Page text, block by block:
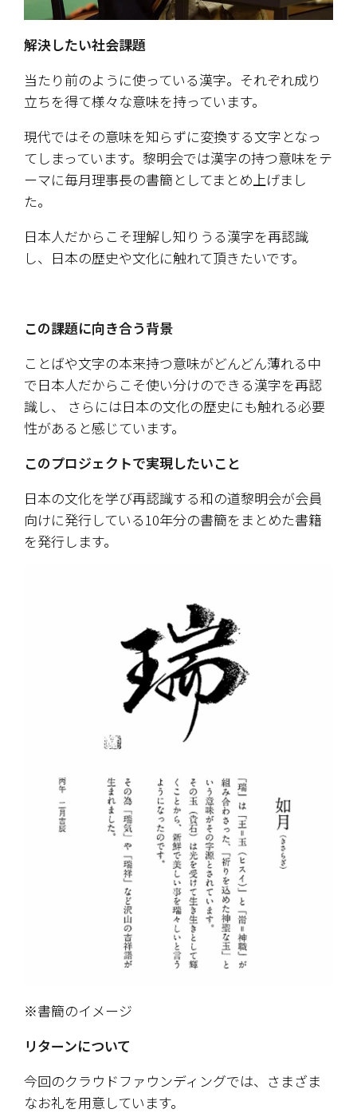
解決したい社会課題
当たり前のように使っている漢字。それぞれ成り
立ちを得て様々な意味を持っています。
現代ではその意味を知らずに変換する文字となっ
てしまっています。黎明会では漢字の持つ意味をテ
ーマに毎月理事長の書簡としてまとめ上げまし
た。
日本人だからこそ理解し知りうる漢字を再認識
し、日本の歴史や文化に触れて頂きたいです。
この課題に向き合う背景
ことばや文字の本来持つ意味がどんどん薄れる中
で日本人だからこそ使い分けのできる漢字を再認
識し、 さらには日本の文化の歴史にも触れる必要
性があると感じています。
このプロジェクトで実現したいこと
日本の文化を学び再認識する和の道黎明会が会員
向けに発行している10年分の書簡をまとめた書籍
を発行します。
※書簡のイメージ
リターンについて
今回のクラウドファウンディングでは、さまざま
なお礼を用意しています。